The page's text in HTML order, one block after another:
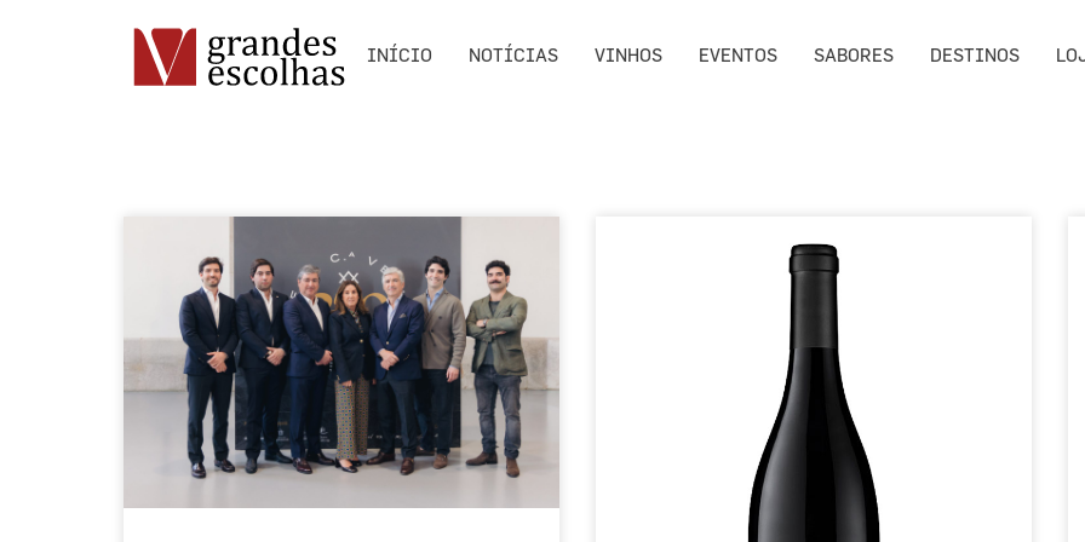
INÍCIO NOTÍCIAS VINHOS EVENTOS SABORES DESTINOS